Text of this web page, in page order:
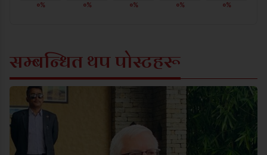
०% ०% ०% ०% ०%
सम्बन्धित थप पोस्टहरू